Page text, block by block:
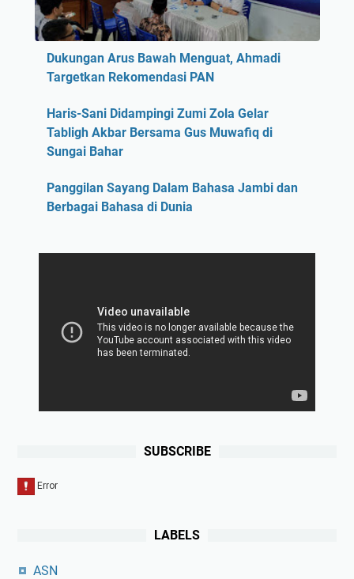
Dukungan Arus Bawah Menguat, Ahmadi
Targetkan Rekomendasi PAN
Haris-Sani Didampingi Zumi Zola Gelar
Tabligh Akbar Bersama Gus Muwafiq di
Sungai Bahar
Panggilan Sayang Dalam Bahasa Jambi dan
Berbagai Bahasa di Dunia
SUBSCRIBE
LABELS
ASN